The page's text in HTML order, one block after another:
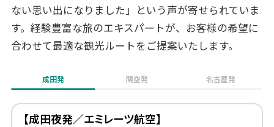
ない思い出になりました」という声が寄せられていま
す。経験豊富な旅のエキスパートが、お客様の希望に
合わせて最適な観光ルートをご提案いたします。
成田発 関空発 名古屋発
【成田夜発／エミレーツ航空】